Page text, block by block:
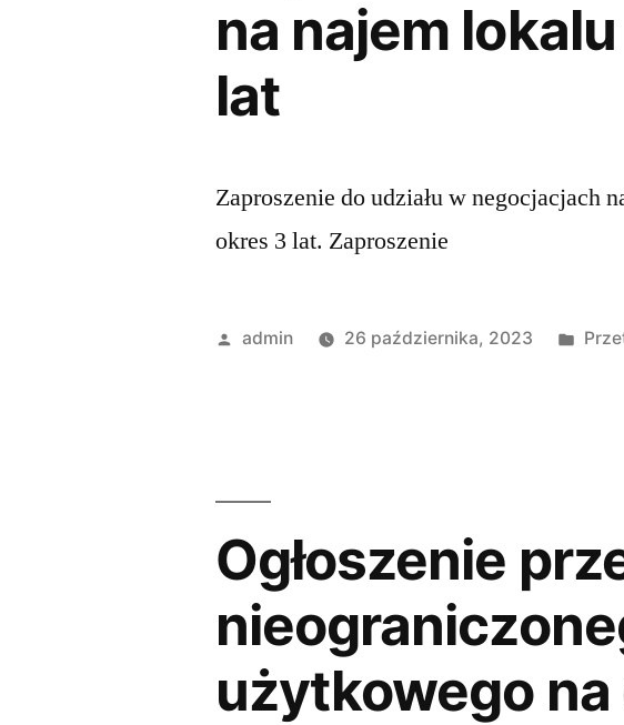
na najem
lat
Zaproszenie do udziału w negocjacjach
okres 3 lat. Zaproszenie
admin 26 października, 2023
Ogłoszenie
użytkowego